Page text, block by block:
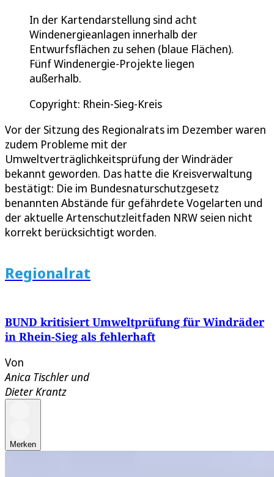
In der Kartendarstellung sind acht
Windenergieanlagen innerhalb der
Entwurfsflächen zu sehen (blaue Flächen).
Fünf Windenergie-Projekte liegen
außerhalb.
Copyright: Rhein-Sieg-Kreis
Vor der Sitzung des Regionalrats im Dezember waren
zudem Probleme mit der
Umweltverträglichkeitsprüfung der Windräder
bekannt geworden. Das hatte die Kreisverwaltung
bestätigt: Die im Bundesnaturschutzgesetz
benannten Abstände für gefährdete Vogelarten und
der aktuelle Artenschutzleitfaden NRW seien nicht
korrekt berücksichtigt worden.
Regionalrat
BUND kritisiert Umweltprüfung für Windräder
in Rhein-Sieg als fehlerhaft
Von
Anica Tischlerund
Dieter Krantz
Merken